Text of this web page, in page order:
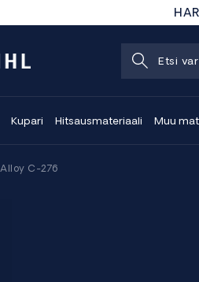
Kupari Hitsausmateriaali Muu
Alloy C-276